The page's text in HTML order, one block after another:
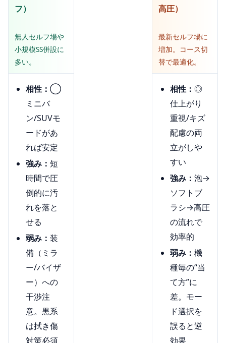
フ）
無人セルフ場や
小規模SS併設に
多い。
相性：◯
ミニバ
ン/SUVモ
ードがあ
れば安定
強み：短
時間で圧
倒的に汚
れを落と
せる
弱み：装
備（ミラ
ー/バイザ
ー）への
干渉注
意。黒系
は拭き傷
対策必須
高圧）
最新セルフ場に
増加。コース切
替で最適化。
相性： ◎
仕上がり
重視/キズ
配慮の両
立がしや
すい
強み： 泡→
ソフトブ
ラシ→高圧
の流れで
効率的
弱み： 機
種毎の“当
て方”に
差。モー
ド選択を
誤ると逆
効果